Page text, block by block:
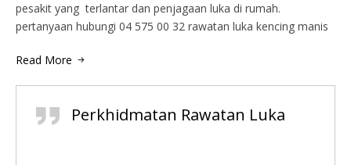
pesakit yang terlantar dan penjagaan luka di rumah.
pertanyaan hubungi 04 575 00 32 rawatan luka kencing manis
Read More
Perkhidmatan Rawatan Luka